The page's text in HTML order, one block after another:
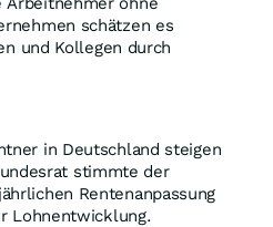
schätzen es
und Kollegen durch
in Deutschland steigen
stimmte der
Rentenanpassung
Lohnentwicklung.